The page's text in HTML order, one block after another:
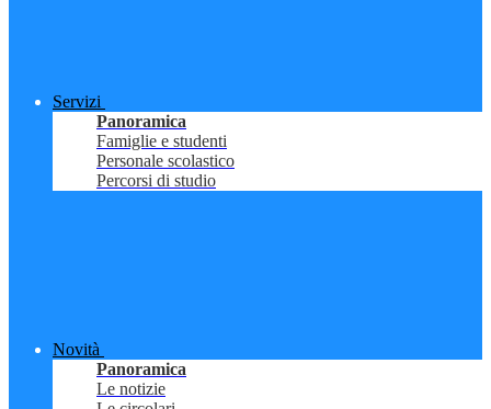
Servizi
Panoramica
Famiglie e studenti
Personale scolastico
Percorsi di studio
Novità
Panoramica
Le notizie